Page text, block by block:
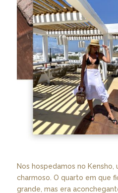
Nos hospedamos no
charmoso. O quarto em que
grande, mas era